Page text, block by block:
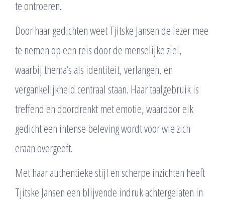
te ontroeren.
Door haar gedichten weet Tjitske Jansen de lezer mee
te nemen op een reis door de menselijke ziel,
waarbij thema’s als identiteit, verlangen, en
vergankelijkheid centraal staan. Haar taalgebruik is
treffend en doordrenkt met emotie, waardoor elk
gedicht een intense beleving wordt voor wie zich
eraan overgeeft.
Met haar authentieke stijl en scherpe inzichten heeft
Tjitske Jansen een blijvende indruk achtergelaten in